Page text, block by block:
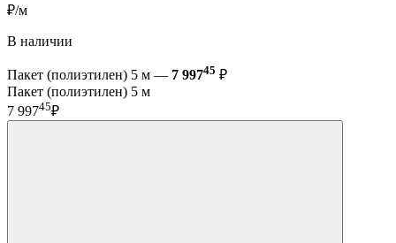
₽/м
В наличии
Пакет (полиэтилен) 5 м — 7 99745 ₽
Пакет (полиэтилен) 5 м
7 99745₽